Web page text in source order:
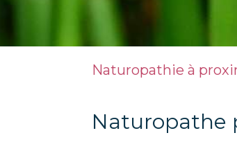
Naturopathie à
Naturopathe